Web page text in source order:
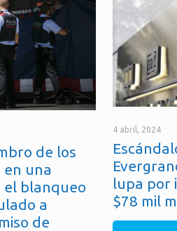
de los
en una
el blanqueo
a
de
4 abril, 2024
lupa por
$78 mil